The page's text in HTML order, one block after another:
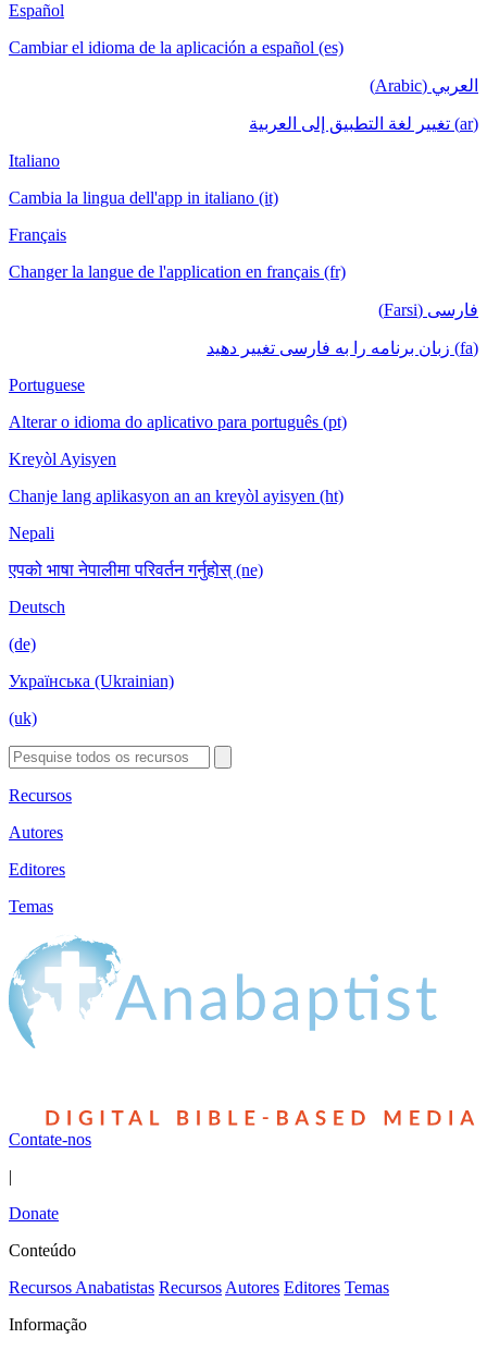
Español
Cambiar el idioma de la aplicación a español (es)
العربي (Arabic)
(ar) تغيير لغة التطبيق إلى العربية
Italiano
Cambia la lingua dell'app in italiano (it)
Français
Changer la langue de l'application en français (fr)
فارسی (Farsi)
(fa) زبان برنامه را به فارسی تغییر دهید
Portuguese
Alterar o idioma do aplicativo para português (pt)
Kreyòl Ayisyen
Chanje lang aplikasyon an an kreyòl ayisyen (ht)
Nepali
एपको भाषा नेपालीमा परिवर्तन गर्नुहोस् (ne)
Deutsch
(de)
Українська (Ukrainian)
(uk)
Recursos
Autores
Editores
Temas
Contate-nos
|
Donate
Conteúdo
Recursos Anabatistas Recursos Autores Editores Temas
Informação